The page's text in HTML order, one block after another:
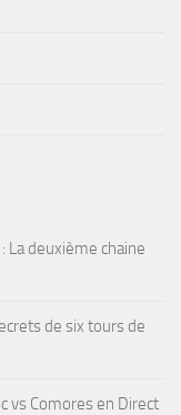
La deuxième chaine
de six tours de
vs Comores en Direct